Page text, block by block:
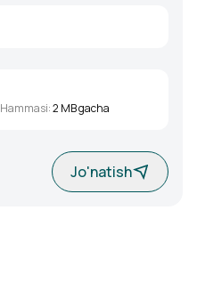
Hammasi:2 MB gacha
Jo'natish